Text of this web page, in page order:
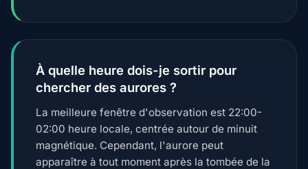
À quelle heure dois-je sortir pour
chercher des aurores ?
La meilleure fenêtre d'observation est 22:00-
02:00 heure locale, centrée autour de minuit
magnétique. Cependant, l'aurore peut
apparaître à tout moment après la tombée de la